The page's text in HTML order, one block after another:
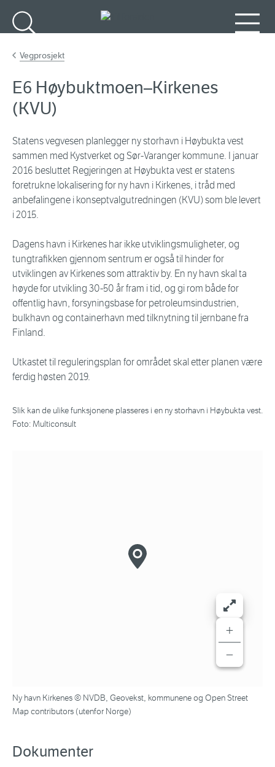
Vegprosjekt
E6 Høybuktmoen–Kirkenes
(KVU)
Statens vegvesen planlegger ny storhavn i Høybukta vest
sammen med Kystverket og Sør-Varanger kommune. I januar
2016 besluttet Regjeringen at Høybukta vest er statens
foretrukne lokalisering for ny havn i Kirkenes, i tråd med
anbefalingene i konseptvalgutredningen (KVU) som ble levert
i 2015.
Dagens havn i Kirkenes har ikke utviklingsmuligheter, og
tungtrafikken gjennom sentrum er også til hinder for
utviklingen av Kirkenes som attraktiv by. En ny havn skal ta
høyde for utvikling 30-50 år fram i tid, og gi rom både for
offentlig havn, forsyningsbase for petroleumsindustrien,
bulkhavn og containerhavn med tilknytning til jernbane fra
Finland.
Utkastet til reguleringsplan for området skal etter planen være
ferdig høsten 2019.
Slik kan de ulike funksjonene plasseres i en ny storhavn i Høybukta vest.
Foto: Multiconsult
+
−
Ny havn Kirkenes © NVDB, Geovekst, kommunene og Open Street
Map contributors (utenfor Norge)
Dokumenter